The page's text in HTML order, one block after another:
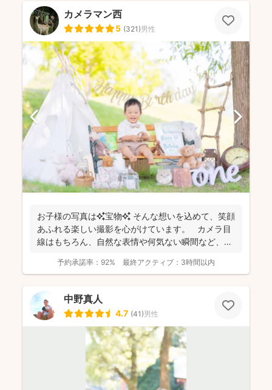
カメラマン西
5 (321)男性
お子様の写真は✨宝物✨ そんな想いを込めて、笑顔
あふれる楽しい撮影を心がけています。 カメラ目
線はもちろん、自然な表情や何気ない瞬間など、ご
予約承諾率： 92% 最終アクティブ： 3時間以内
中野真人
4.7 (41)男性